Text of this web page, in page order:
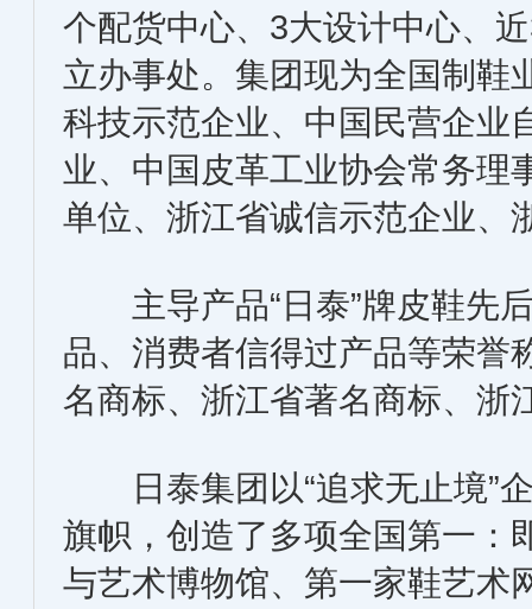
个配货中心、3大设计中心、
立办事处。集团现为全国制鞋
科技示范企业、中国民营企业
业、中国皮革工业协会常务理
单位、浙江省诚信示范企业、
主导产品“日泰”牌皮鞋先
品、消费者信得过产品等荣誉
名商标、浙江省著名商标、浙
日泰集团以“追求无止境”企
旗帜，创造了多项全国第一：
与艺术博物馆、第一家鞋艺术